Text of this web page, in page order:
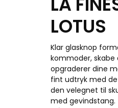
LOTUS
Klar glasknop
kommoder,
opgraderer dine
fint udtryk med
den velegnet til
med gevindstang.